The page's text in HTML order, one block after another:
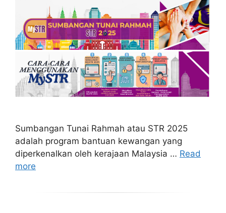
Sumbangan Tunai Rahmah atau STR 2025
adalah program bantuan kewangan yang
diperkenalkan oleh kerajaan Malaysia … Read
more